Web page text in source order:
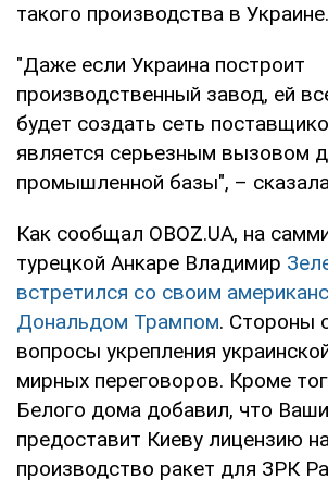
такого производства в Украине.
"Даже если Украина построит
производственный завод, ей
будет создать сеть
является серьезным вызовом
промышленной базы", –
Как сообщал OBOZ.UA, на
турецкой Анкаре Владимир
встретился со своим
Дональдом Трампом. Стороны
вопросы укрепления
мирных переговоров. Кроме
Белого дома добавил, что
предоставит Киеву лицензию
производство ракет для ЗРК